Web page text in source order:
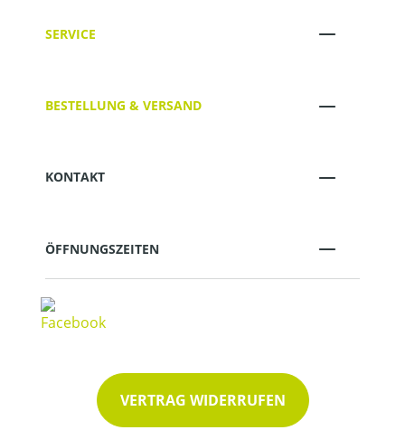
SERVICE
BESTELLUNG & VERSAND
KONTAKT
ÖFFNUNGSZEITEN
VERTRAG WIDERRUFEN